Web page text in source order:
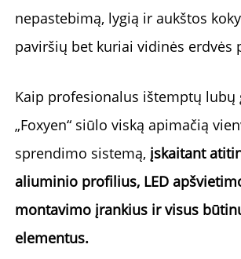
nepastebimą, lygią ir aukštos
paviršių bet kuriai vidinės erdvės
Kaip profesionalus ištemptų lubų
„Foxyen“ siūlo viską apimačią
sprendimo sistemą, įskaitant
aliuminio profilius, LED
montavimo įrankius ir visus
elementus.